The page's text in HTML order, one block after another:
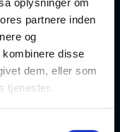
oplysninger om
partnere inden
og
disse
dem, eller som
tjenester.
Onsdag